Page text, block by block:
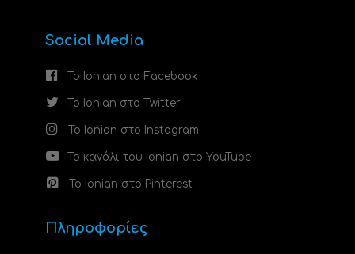
Social Media
Το Ionian στο Facebook
Το Ionian στο Twitter
Το Ionian στο Instagram
Το κανάλι του Ionian στο YouTube
Το Ionian στο Pinterest
Πληροφορίες